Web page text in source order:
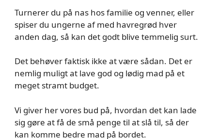
Turnerer du på nas hos familie og venner, eller
spiser du ungerne af med havregrød hver
anden dag, så kan det godt blive temmelig surt.
Det behøver faktisk ikke at være sådan. Det er
nemlig muligt at lave god og lødig mad på et
meget stramt budget.
Vi giver her vores bud på, hvordan det kan lade
sig gøre at få de små penge til at slå til, så der
kan komme bedre mad på bordet.